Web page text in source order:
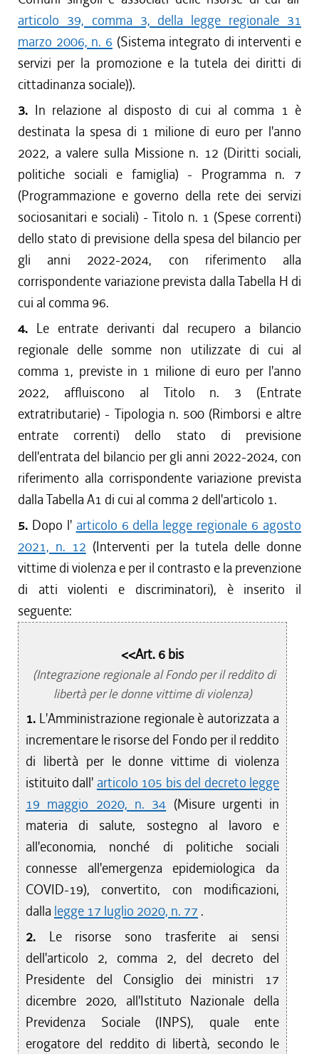
articolo 39, comma 3, della legge regionale 31
marzo 2006, n. 6 (Sistema integrato di interventi e
servizi per la promozione e la tutela dei diritti di
cittadinanza sociale)).
3. In relazione al disposto di cui al comma 1 è
destinata la spesa di 1 milione di euro per l'anno
2022, a valere sulla Missione n. 12 (Diritti sociali,
politiche sociali e famiglia) - Programma n. 7
(Programmazione e governo della rete dei servizi
sociosanitari e sociali) - Titolo n. 1 (Spese correnti)
dello stato di previsione della spesa del bilancio per
gli anni 2022-2024, con riferimento alla
corrispondente variazione prevista dalla Tabella H di
cui al comma 96.
4. Le entrate derivanti dal recupero a bilancio
regionale delle somme non utilizzate di cui al
comma 1, previste in 1 milione di euro per l'anno
2022, affluiscono al Titolo n. 3 (Entrate
extratributarie) - Tipologia n. 500 (Rimborsi e altre
entrate correnti) dello stato di previsione
dell'entrata del bilancio per gli anni 2022-2024, con
riferimento alla corrispondente variazione prevista
dalla Tabella A1 di cui al comma 2 dell'articolo 1.
5. Dopo l' articolo 6 della legge regionale 6 agosto
2021, n. 12 (Interventi per la tutela delle donne
vittime di violenza e per il contrasto e la prevenzione
di atti violenti e discriminatori), è inserito il
seguente:
<<Art. 6 bis
(Integrazione regionale al Fondo per il reddito di
libertà per le donne vittime di violenza)
1. L'Amministrazione regionale è autorizzata a
incrementare le risorse del Fondo per il reddito
di libertà per le donne vittime di violenza
istituito dall' articolo 105 bis del decreto legge
19 maggio 2020, n. 34 (Misure urgenti in
materia di salute, sostegno al lavoro e
all'economia, nonché di politiche sociali
connesse all'emergenza epidemiologica da
COVID-19), convertito, con modificazioni,
dalla legge 17 luglio 2020, n. 77 .
2. Le risorse sono trasferite ai sensi
dell'articolo 2, comma 2, del decreto del
Presidente del Consiglio dei ministri 17
dicembre 2020, all'Istituto Nazionale della
Previdenza Sociale (INPS), quale ente
erogatore del reddito di libertà, secondo le